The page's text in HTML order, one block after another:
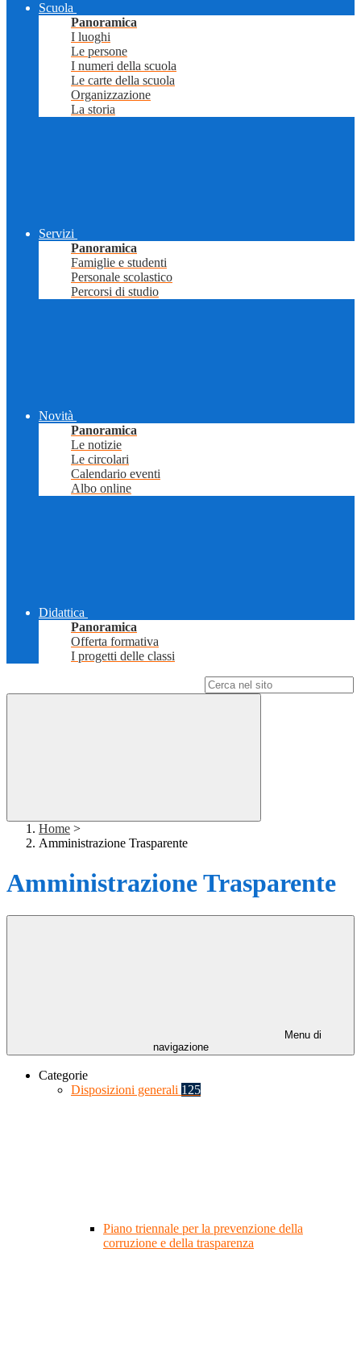
Scuola
Panoramica
I luoghi
Le persone
I numeri della scuola
Le carte della scuola
Organizzazione
La storia
Servizi
Panoramica
Famiglie e studenti
Personale scolastico
Percorsi di studio
Novità
Panoramica
Le notizie
Le circolari
Calendario eventi
Albo online
Didattica
Panoramica
Offerta formativa
I progetti delle classi
Home >
Amministrazione Trasparente
Amministrazione Trasparente
Menu di
navigazione
Categorie
Disposizioni generali 125
Piano triennale per la prevenzione della
corruzione e della trasparenza